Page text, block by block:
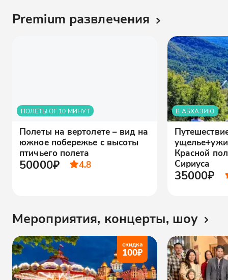
Premium развлечения
ПОЛЕТЫ ОТ 10 МИНУТ
Полеты на вертолете – вид на
южное побережье с высоты
птичьего полета
50000₽ 4.8
В АБХАЗИЮ
Красной
Сириуса
35000₽
Мероприятия, концерты, шоу
скидка
100₽